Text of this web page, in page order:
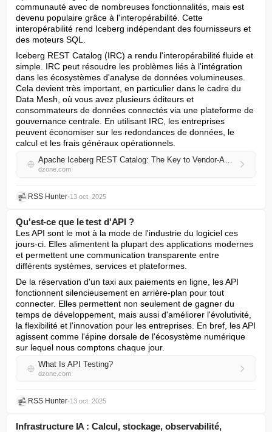
communauté avec de nombreuses fonctionnalités, mais est
devenu populaire grâce à l'interopérabilité. Cette
interopérabilité rend Iceberg indépendant des fournisseurs et
des moteurs SQL.
Iceberg REST Catalog (IRC) a rendu l'interopérabilité fluide et
simple. IRC peut résoudre les problèmes liés à l'intégration
dans les écosystèmes d'analyse de données volumineuses.
Cela devient très important, en particulier dans le cadre du
Data Mesh, où vous avez plusieurs éditeurs et
consommateurs de données connectés via une plateforme de
gouvernance centrale. En utilisant IRC, les entreprises
peuvent économiser sur les redondances de données, le
calcul et les frais généraux opérationnels.
Apache Iceberg REST Catalog: The Key to Vendor-Agnostic Data Interoperability
dzone.com
RSS Hunter•13 oct. 2025
Qu'est-ce que le test d'API ?
Les API sont le mot à la mode de l'industrie du logiciel ces
jours-ci. Elles alimentent la plupart des applications modernes
et permettent une communication transparente entre
différents systèmes, services et plateformes.
De la réservation d'un taxi aux paiements en ligne, les API
fonctionnent silencieusement en arrière-plan pour tout
connecter. Elles permettent non seulement de gagner du
temps de développement, mais aussi d'améliorer l'évolutivité,
la flexibilité et l'innovation pour les entreprises. En bref, les API
agissent comme l'épine dorsale de l'écosystème numérique
sur lequel nous comptons chaque jour.
What Is API Testing?
dzone.com
RSS Hunter•13 oct. 2025
Infrastructure IA : Calcul, stockage, observabilité,